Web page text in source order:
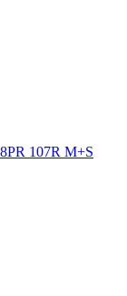
107R M+S